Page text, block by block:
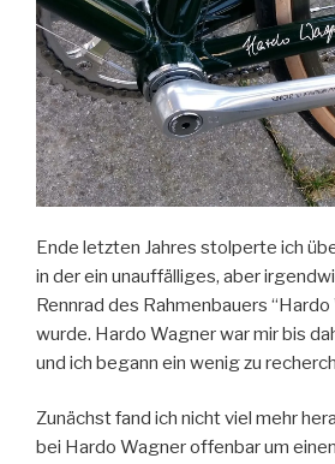
Ende letzten Jahres stolperte ich
in der ein unauffälliges, aber
Rennrad des Rahmenbauers
wurde. Hardo Wagner war mir bis
und ich begann ein wenig zu
Zunächst fand ich nicht viel mehr
bei Hardo Wagner offenbar um